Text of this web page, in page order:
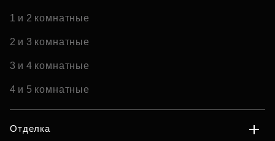
1 и 2 комнатные
2 и 3 комнатные
3 и 4 комнатные
4 и 5 комнатные
Отделка